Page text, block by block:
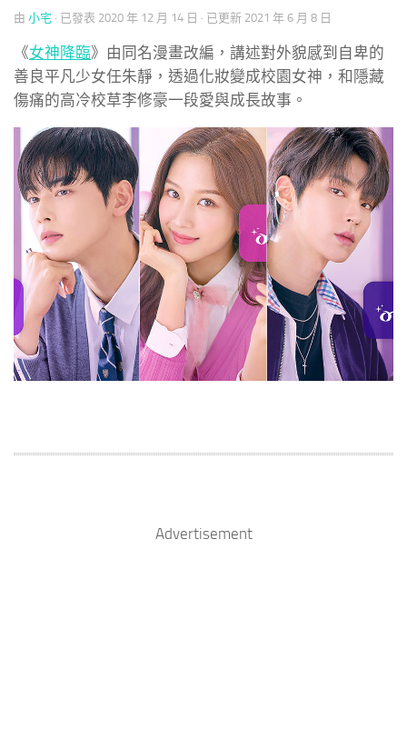
由 小宅 · 已發表 2020 年 12 月 14 日 · 已更新 2021 年 6 月 8 日
《女神降臨》由同名漫畫改編，講述對外貌感到自卑的
善良平凡少女任朱靜，透過化妝變成校園女神，和隱藏
傷痛的高冷校草李修豪一段愛與成長故事。
Advertisement